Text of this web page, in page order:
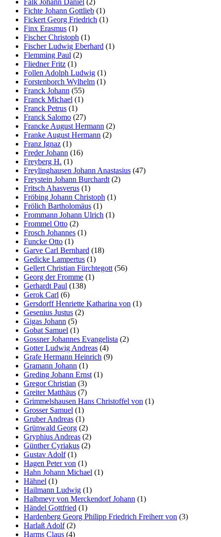
Falk Johann Daniel (2)
Fichte Johann Gottlieb (1)
Fickert Georg Friedrich (1)
Finx Erasmus (1)
Fischer Christoph (1)
Fischer Ludwig Eberhard (1)
Flemming Paul (2)
Fliedner Fritz (1)
Follen Adolph Ludwig (1)
Forstenborch Wylhelm (1)
Franck Johann (55)
Franck Michael (1)
Franck Petrus (1)
Franck Salomo (27)
Francke August Hermann (2)
Franke August Hermann (2)
Franz Ignaz (1)
Freder Johann (16)
Freyberg H. (1)
Freylinghausen Johann Anastasius (47)
Freystein Johann Burchardt (2)
Fritsch Ahasverus (1)
Fröbing Johann Christoph (1)
Frölich Bartholomäus (1)
Frommann Johann Ulrich (1)
Frommel Otto (2)
Frosch Johannes (1)
Funcke Otto (1)
Garve Carl Bernhard (18)
Gedicke Lampertus (1)
Gellert Christian Fürchtegott (56)
Georg der Fromme (1)
Gerhardt Paul (138)
Gerok Carl (6)
Gersdorff Henriette Katharina von (1)
Gesenius Justus (2)
Gigas Johann (5)
Gobat Samuel (1)
Gossner Johannes Evangelista (2)
Gotter Ludwig Andreas (4)
Grafe Hermann Heinrich (9)
Gramann Johann (1)
Greding Johann Ernst (1)
Gregor Christian (3)
Greiter Matthäus (7)
Grimmelshausen Hans Christoffel von (1)
Grosser Samuel (1)
Gruber Andreas (1)
Grünwald Georg (2)
Gryphius Andreas (2)
Günther Cyriakus (2)
Gustav Adolf(1)
Hagen Peter von (1)
Hahn Johann Michael (1)
Hähnel (1)
Hailmann Ludwig (1)
Halbmeyr von Merckendorf Johann (1)
Händel Gottfried (1)
Hardenberg Georg Philipp Friedrich Freiherr von (3)
Harlaß Adolf(2)
Harms Claus (4)